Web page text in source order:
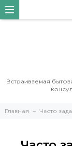
Встраиваемая
Главная Часто